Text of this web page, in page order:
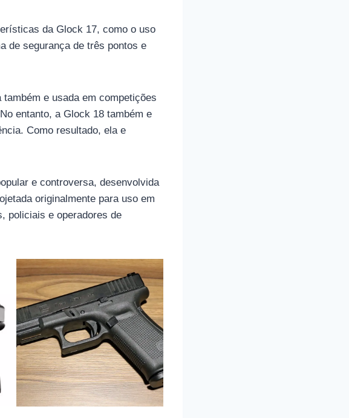
da Glock 17, como o uso
de segurança de três pontos e
e usada em competições
entanto, a Glock 18 também e
Como resultado, ela e
e controversa, desenvolvida
originalmente para uso em
policiais e operadores de